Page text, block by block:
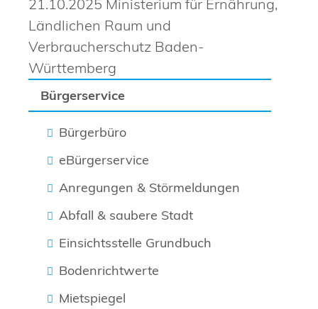
Bürgerservice
Bürgerbüro
eBürgerservice
Anregungen & Störmeldungen
Abfall & saubere Stadt
Einsichtsstelle Grundbuch
Bodenrichtwerte
Mietspiegel
21.10.2025 Ministerium für Ernährung,
Ländlichen Raum und
Verbraucherschutz Baden-
Württemberg